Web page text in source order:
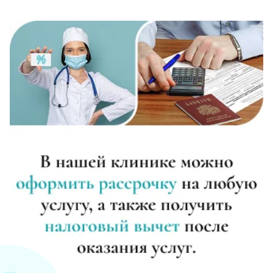
Диагностика алкоголизма
от 650 ₽ Записаться
Лечение похмелья
от 950 ₽ Записаться
Экстренное вытрезвление
от 1 300 ₽ Записаться
Прокапаться от алкоголя
от 1 300 ₽ Записаться